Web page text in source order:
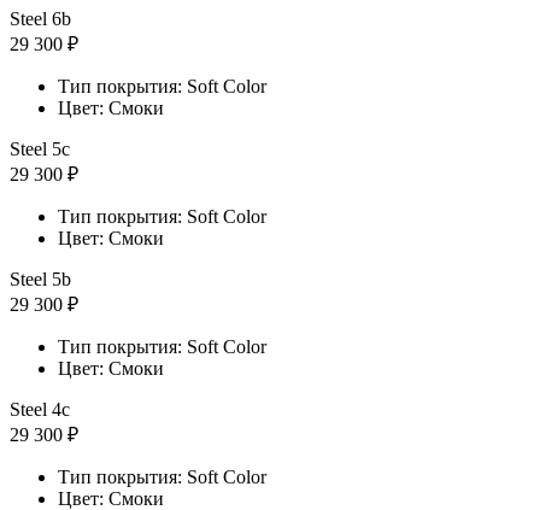
Steel 6b
29 300 ₽
Тип покрытия: Soft Color
Цвет: Смоки
Steel 5с
29 300 ₽
Тип покрытия: Soft Color
Цвет: Смоки
Steel 5b
29 300 ₽
Тип покрытия: Soft Color
Цвет: Смоки
Steel 4с
29 300 ₽
Тип покрытия: Soft Color
Цвет: Смоки